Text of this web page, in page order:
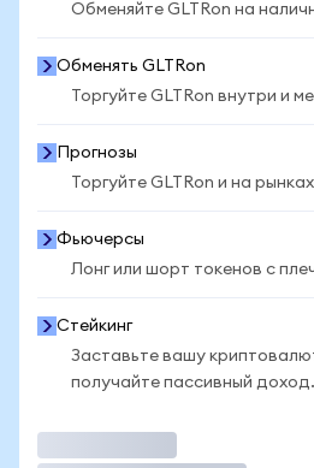
Обменяйте GLTRon на
Обменять GLTRon
Торгуйте GLTRon внутри и
Прогнозы
Торгуйте GLTRon и на
Фьючерсы
Лонг или шорт токенов с
Стейкинг
Заставьте вашу
получайте пассивный доход.